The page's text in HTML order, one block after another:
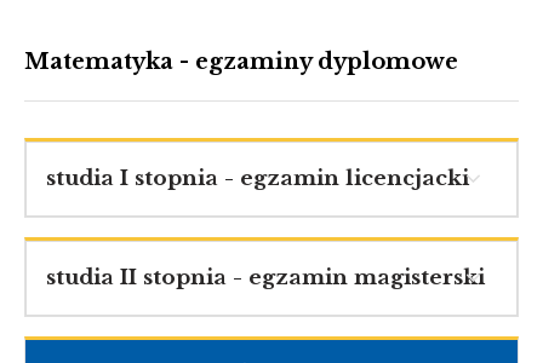
Matematyka - egzaminy dyplomowe
studia I stopnia - egzamin licencjacki
studia II stopnia - egzamin magisterski